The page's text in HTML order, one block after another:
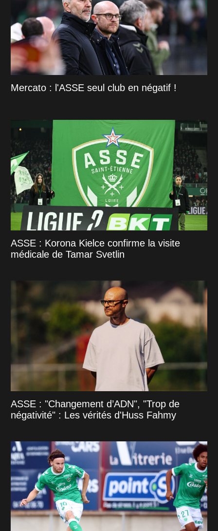
Mercato : l'ASSE seul club en négatif !
ASSE : Korona Kielce confirme la visite
médicale de Tamar Svetlin
ASSE : "Changement d’ADN", "Trop de
négativité" : Les vérités d'Huss Fahmy